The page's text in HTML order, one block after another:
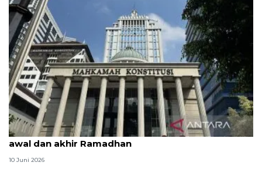
MK uji materi UU Peradilan Agama perihal isbat
awal dan akhir Ramadhan
10 Juni 2026